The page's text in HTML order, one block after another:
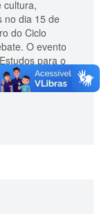
cultura,
no dia 15 de
do Ciclo
O evento
para o